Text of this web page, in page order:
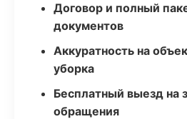
Договор и полный
документов
Аккуратность на
уборка
Бесплатный выезд на
обращения